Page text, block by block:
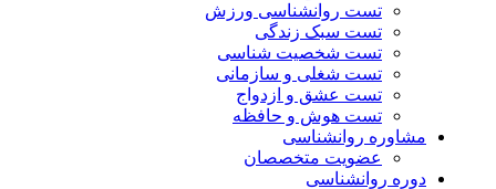
تست روانشناسی ورزش
تست سبک زندگی
تست شخصیت شناسی
تست شغلی و سازمانی
تست عشق و ازدواج
تست هوش و حافظه
مشاوره روانشناسی
عضویت متخصصان
دوره روانشناسی